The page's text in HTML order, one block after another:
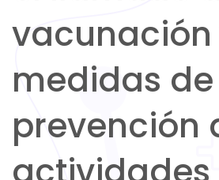
vacunación
medidas de
prevención